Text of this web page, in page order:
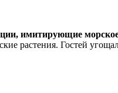
имитирующие
растения. Гостей